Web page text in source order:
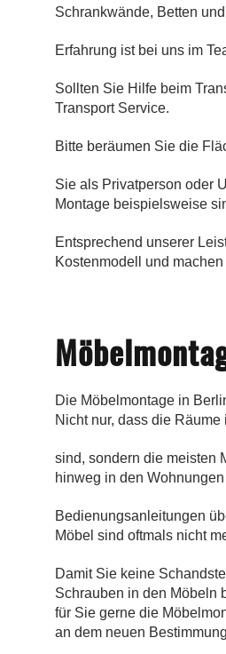
Schrankwände, Betten
Erfahrung ist bei uns im
Sollten Sie Hilfe beim
Transport Service.
Bitte beräumen Sie die
Sie als Privatperson oder
Montage beispielsweise
Entsprechend unserer
Kostenmodell und
Die Möbelmontage in
Nicht nur, dass die
sind, sondern die meisten
hinweg in den
Bedienungsanleitungen
Möbel sind oftmals nicht
Damit Sie keine
Schrauben in den Möbeln
für Sie gerne die
an dem neuen